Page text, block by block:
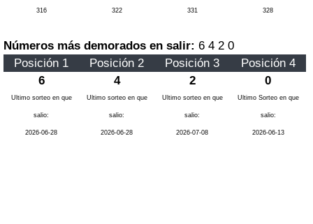
316 322 331 328
Números más demorados en salir: 6 4 2 0
Posición 1
Posición 2 Posición 3
Posición 4
6
4 2 0
Ultimo sorteo en que
salio:
2026-06-28
Ultimo sorteo en que
salio:
2026-06-28
Ultimo sorteo en que
salio:
2026-07-08
Ultimo Sorteo en que
salio:
2026-06-13